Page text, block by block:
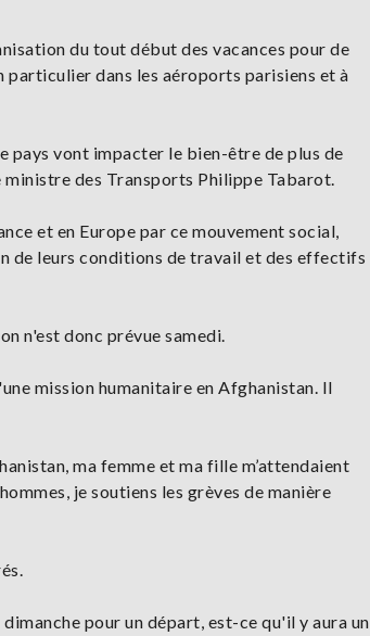
du tout début des vacances pour de
particulier dans les aéroports parisiens et à
pays vont impacter le bien-être de plus de
ministre des Transports Philippe Tabarot.
et en Europe par ce mouvement social,
de leurs conditions de travail et des effectifs
n'est donc prévue samedi.
mission humanitaire en Afghanistan. Il
ma femme et ma fille m’attendaient
je soutiens les grèves de manière
pour un départ, est-ce qu'il y aura un